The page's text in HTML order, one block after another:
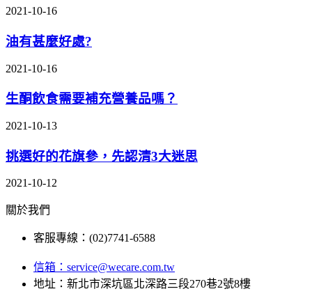
2021-10-16
油有甚麼好處?
2021-10-16
生酮飲食需要補充營養品嗎？
2021-10-13
挑選好的花旗參，先認清3大迷思
2021-10-12
關於我們
客服專線：(02)7741-6588
信箱： service@wecare.com.tw
地址：新北市深坑區北深路三段270巷2號8樓